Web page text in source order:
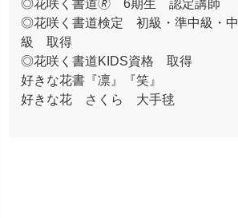
◎花咲く書道🄬 6期生 認定講師
◎花咲く書道検定 初級・準中級・中
級 取得
◎花咲く書道KIDS資格 取得
好きな花書『凛』『笑』
好きな花 さくら 大手毬